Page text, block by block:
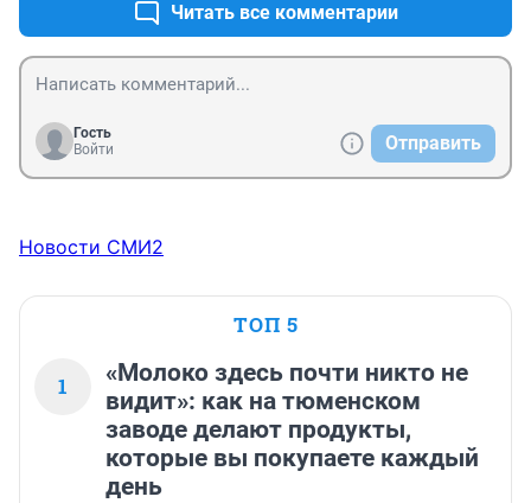
Читать все комментарии
Гость
Войти
Отправить
Новости СМИ2
ТОП 5
1
«Молоко здесь почти никто не
видит»: как на тюменском
заводе делают продукты,
которые вы покупаете каждый
день